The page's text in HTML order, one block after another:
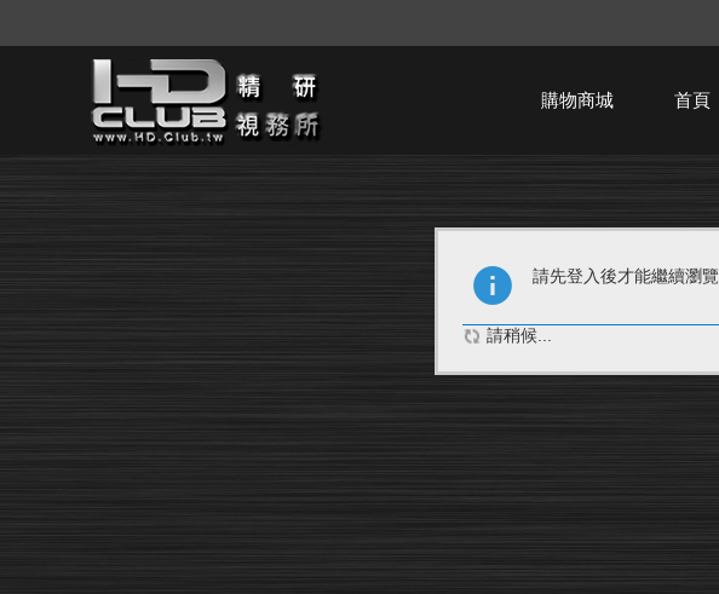
購物商城 首頁
請先登入後才能繼續瀏覽
請稍候...